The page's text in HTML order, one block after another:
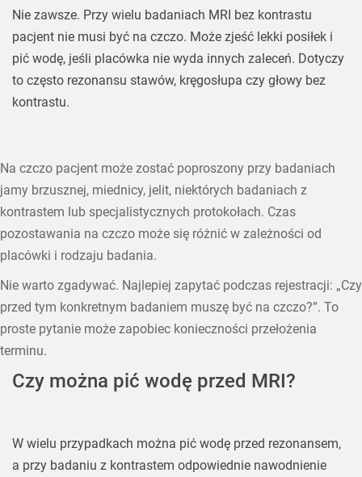
Nie zawsze. Przy wielu badaniach MRI bez kontrastu
pacjent nie musi być na czczo. Może zjeść lekki posiłek i
pić wodę, jeśli placówka nie wyda innych zaleceń. Dotyczy
to często rezonansu stawów, kręgosłupa czy głowy bez
kontrastu.
Na czczo pacjent może zostać poproszony przy badaniach
jamy brzusznej, miednicy, jelit, niektórych badaniach z
kontrastem lub specjalistycznych protokołach. Czas
pozostawania na czczo może się różnić w zależności od
placówki i rodzaju badania.
Nie warto zgadywać. Najlepiej zapytać podczas rejestracji: „Czy
przed tym konkretnym badaniem muszę być na czczo?”. To
proste pytanie może zapobiec konieczności przełożenia
terminu.
Czy można pić wodę przed MRI?
W wielu przypadkach można pić wodę przed rezonansem,
a przy badaniu z kontrastem odpowiednie nawodnienie